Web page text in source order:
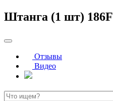
Штанга (1 шт) 186F
Отзывы
Видео